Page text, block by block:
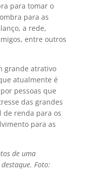
para tomar o
para as
a rede,
entre outros
grande atrativo
atualmente é
pessoas que
das grandes
de renda para os
para as
de uma
Foto: